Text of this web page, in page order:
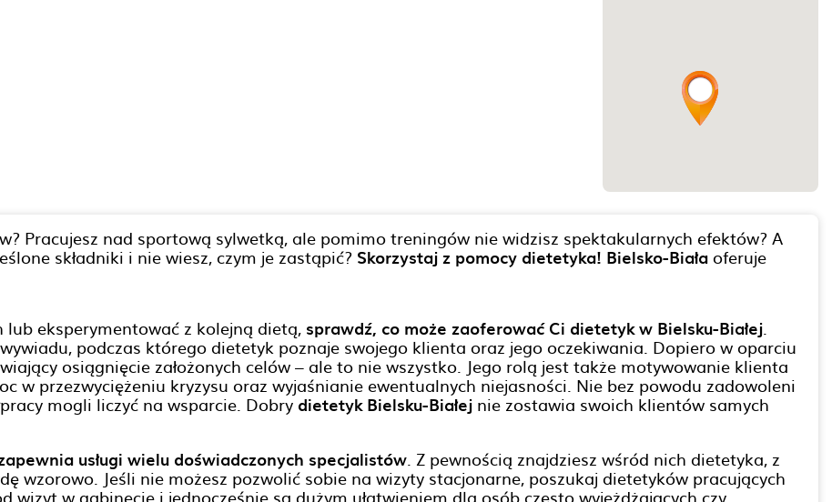
Pracujesz nad sportową sylwetką, ale pomimo treningów nie widzisz spektakularnych efektów? A
składniki i nie wiesz, czym je zastąpić? Skorzystaj z pomocy dietetyka! Bielsko-Biała oferuje
eksperymentować z kolejną dietą, sprawdź, co może zaoferować Ci dietetyk w Bielsku-Białej.
podczas którego dietetyk poznaje swojego klienta oraz jego oczekiwania. Dopiero w oparciu
osiągnięcie założonych celów – ale to nie wszystko. Jego rolą jest także motywowanie klienta
w przezwyciężeniu kryzysu oraz wyjaśnianie ewentualnych niejasności. Nie bez powodu zadowoleni
mogli liczyć na wsparcie. Dobry dietetyk Bielsku-Białej nie zostawia swoich klientów samych
usługi wielu doświadczonych specjalistów. Z pewnością znajdziesz wśród nich dietetyka, z
wzorowo. Jeśli nie możesz pozwolić sobie na wizyty stacjonarne, poszukaj dietetyków pracujących
wizyt w gabinecie i jednocześnie są dużym ułatwieniem dla osób często wyjeżdżających czy